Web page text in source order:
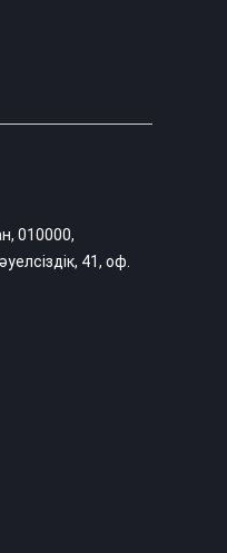
010000,
41, оф.